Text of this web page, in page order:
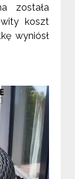
została
koszt
wyniósł